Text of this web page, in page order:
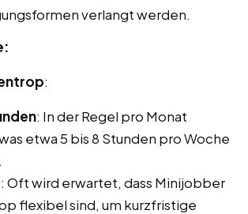
verlangt werden.
:
: In der Regel pro Monat
etwa 5 bis 8 Stunden pro Woche
: Oft wird erwartet, dass Minijobber
flexibel sind, um kurzfristige